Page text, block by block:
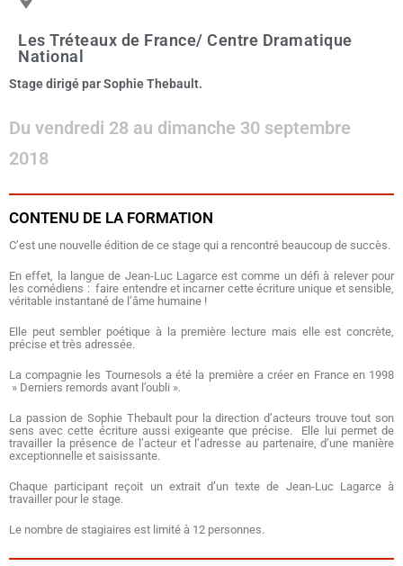
Les Tréteaux de France/ Centre Dramatique
National
Stage dirigé par Sophie Thebault.
Du vendredi 28 au dimanche 30 septembre
2018
CONTENU DE LA FORMATION
C’est une nouvelle édition de ce stage qui a rencontré beaucoup de succès.
En effet, la langue de Jean-Luc Lagarce est comme un défi à relever pour
les comédiens : faire entendre et incarner cette écriture unique et sensible,
véritable instantané de l’âme humaine !
Elle peut sembler poétique à la première lecture mais elle est concrète,
précise et très adressée.
La compagnie les Tournesols a été la première a créer en France en 1998
» Derniers remords avant l’oubli ».
La passion de Sophie Thebault pour la direction d’acteurs trouve tout son
sens avec cette écriture aussi exigeante que précise. Elle lui permet de
travailler la présence de l’acteur et l’adresse au partenaire, d’une manière
exceptionnelle et saisissante.
Chaque participant reçoit un extrait d’un texte de Jean-Luc Lagarce à
travailler pour le stage.
Le nombre de stagiaires est limité à 12 personnes.